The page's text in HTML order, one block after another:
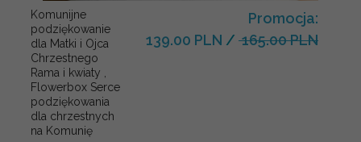
Komunijne
podziękowanie
dla Matki i Ojca
Chrzestnego
Rama i kwiaty ,
Flowerbox Serce
podziękowania
dla chrzestnych
na Komunię
Promocja:
139.00 PLN / 165.00 PLN